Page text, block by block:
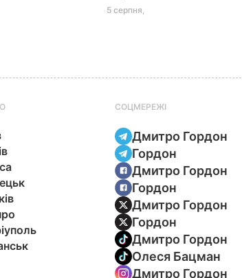
5 серпня, 23.40
СОЦМЕРЕЖІ
Дмитро Гордон
Гордон
Дмитро Гордон
Гордон
Дмитро Гордон
Гордон
Дмитро Гордон
Олеся Бацман
Дмитро Гордон